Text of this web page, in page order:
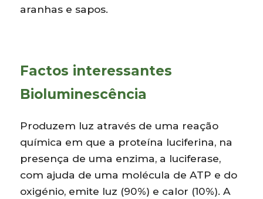
aranhas e sapos.
Factos interessantes
Bioluminescência
Produzem luz através de uma reação
química em que a proteína luciferina, na
presença de uma enzima, a luciferase,
com ajuda de uma molécula de ATP e do
oxigénio, emite luz (90%) e calor (10%). A